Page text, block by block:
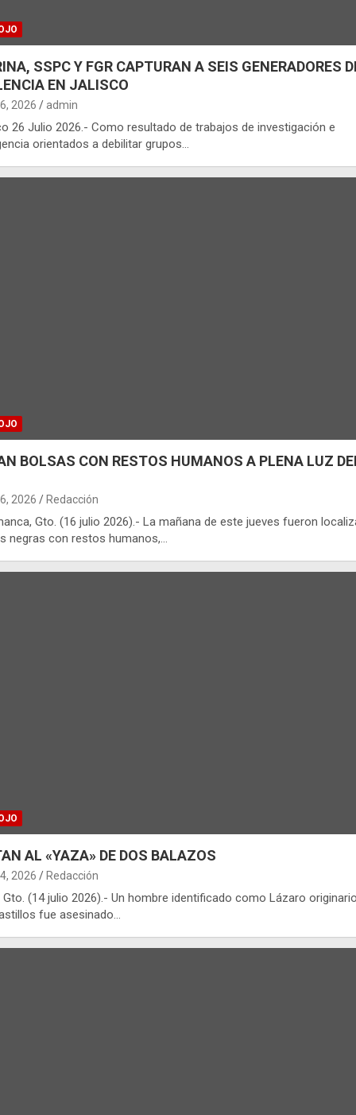
SSPC Y FGR CAPTURAN A SEIS GENERADORES
EN JALISCO
2026 admin
26 Julio 2026.- Como resultado de trabajos de investigación e
orientados a debilitar grupos…
BOLSAS CON RESTOS HUMANOS A PLENA LUZ
2026 Redacción
Gto. (16 julio 2026).- La mañana de este jueves fueron
negras con restos humanos,…
AL «YAZA» DE DOS BALAZOS
2026 Redacción
Gto. (14 julio 2026).- Un hombre identificado como Lázaro
fue asesinado…